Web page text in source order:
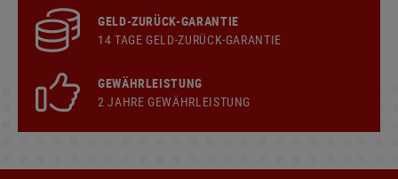
GELD-ZURÜCK-GARANTIE
14 TAGE GELD-ZURÜCK-GARANTIE
GEWÄHRLEISTUNG
2 JAHRE GEWÄHRLEISTUNG